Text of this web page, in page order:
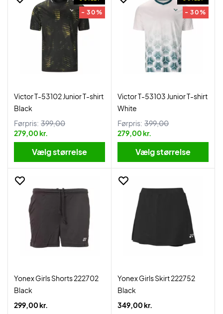
- 30%
Victor T-53102 Junior T-shirt
Black
Førpris: 399,00
279,00 kr.
Vælg størrelse
- 30%
Victor T-53103 Junior T-shirt
White
Førpris: 399,00
279,00 kr.
Vælg størrelse
Yonex Girls Shorts 222702
Black
299,00 kr.
Yonex Girls Skirt 222752
Black
349,00 kr.